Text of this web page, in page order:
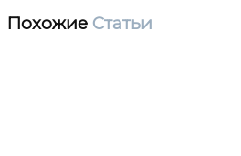
Похожие Статьи